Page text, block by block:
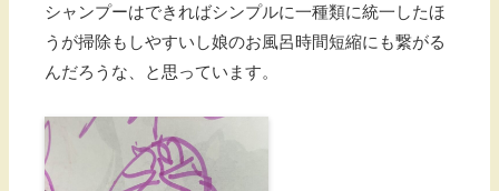
シャンプーはできればシンプルに一種類に統一したほ
うが掃除もしやすいし娘のお風呂時間短縮にも繋がる
んだろうな、と思っています。